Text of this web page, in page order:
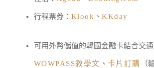
行程票券： Klook 、 KKday
可用外幣儲值的韓國金融卡結合交通
WOWPASS教學文 、 卡片訂購 （